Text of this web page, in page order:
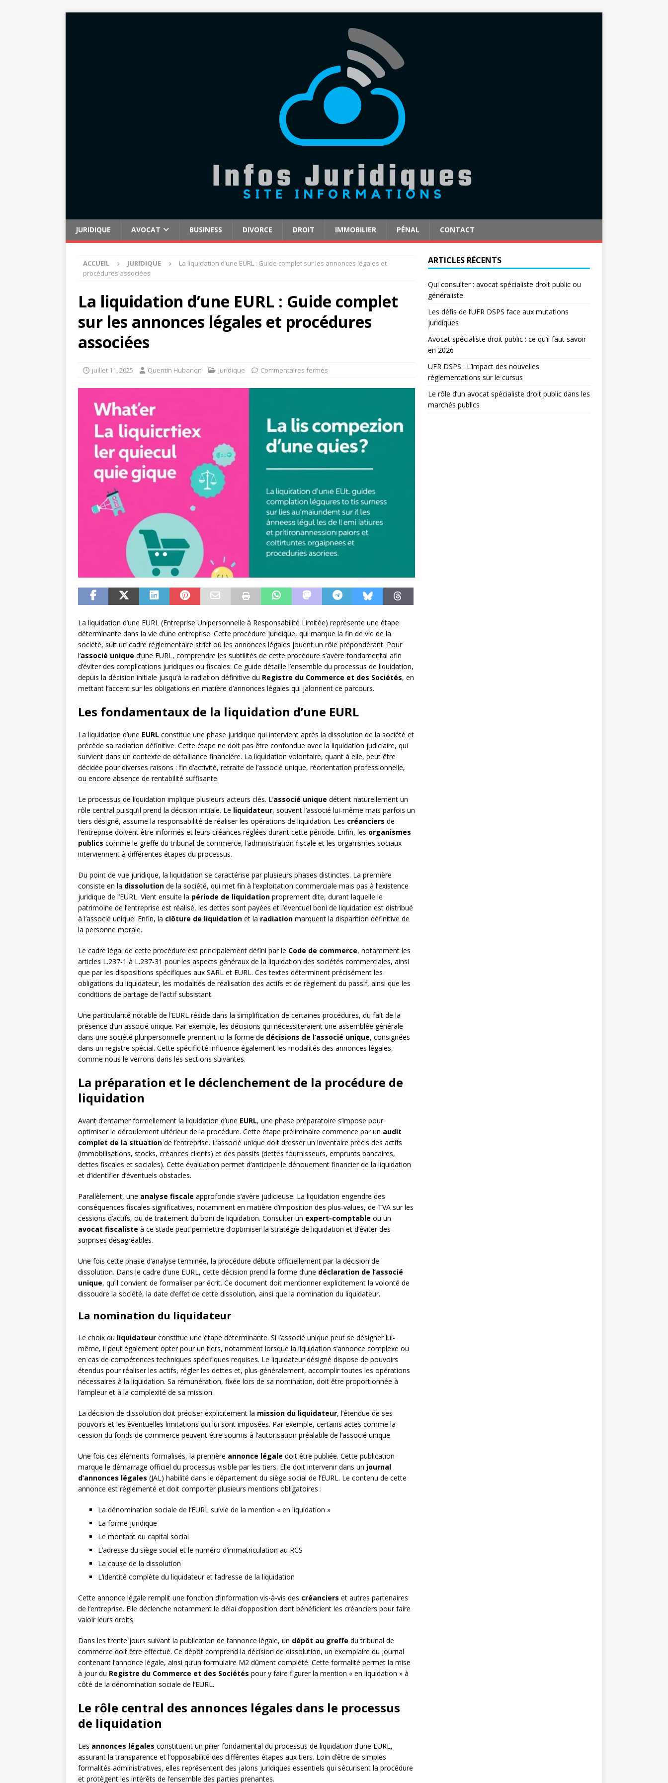
JURIDIQUE AVOCAT BUSINESS DIVORCE DROIT IMMOBILIER PÉNAL CONTACT
ACCUEIL JURIDIQUE
La liquidation d’une EURL : Guide complet sur les annonces légales et
procédures associées
La liquidation d’une EURL : Guide complet
sur les annonces légales et procédures
associées
juillet 11, 2025 Quentin Hubanon Juridique Commentaires fermés
La liquidation d’une EURL (Entreprise Unipersonnelle à Responsabilité Limitée) représente une étape
déterminante dans la vie d’une entreprise. Cette procédure juridique, qui marque la fin de vie de la
société, suit un cadre réglementaire strict où les annonces légales jouent un rôle prépondérant. Pour
l’associé unique d’une EURL, comprendre les subtilités de cette procédure s’avère fondamental afin
d’éviter des complications juridiques ou fiscales. Ce guide détaille l’ensemble du processus de liquidation,
depuis la décision initiale jusqu’à la radiation définitive du Registre du Commerce et des Sociétés, en
mettant l’accent sur les obligations en matière d’annonces légales qui jalonnent ce parcours.
Les fondamentaux de la liquidation d’une EURL
La liquidation d’une EURL constitue une phase juridique qui intervient après la dissolution de la société et
précède sa radiation définitive. Cette étape ne doit pas être confondue avec la liquidation judiciaire, qui
survient dans un contexte de défaillance financière. La liquidation volontaire, quant à elle, peut être
décidée pour diverses raisons : fin d’activité, retraite de l’associé unique, réorientation professionnelle,
ou encore absence de rentabilité suffisante.
Le processus de liquidation implique plusieurs acteurs clés. L’associé unique détient naturellement un
rôle central puisqu’il prend la décision initiale. Le liquidateur, souvent l’associé lui-même mais parfois un
tiers désigné, assume la responsabilité de réaliser les opérations de liquidation. Les créanciers de
l’entreprise doivent être informés et leurs créances réglées durant cette période. Enfin, les organismes
publics comme le greffe du tribunal de commerce, l’administration fiscale et les organismes sociaux
interviennent à différentes étapes du processus.
Du point de vue juridique, la liquidation se caractérise par plusieurs phases distinctes. La première
consiste en la dissolution de la société, qui met fin à l’exploitation commerciale mais pas à l’existence
juridique de l’EURL. Vient ensuite la période de liquidation proprement dite, durant laquelle le
patrimoine de l’entreprise est réalisé, les dettes sont payées et l’éventuel boni de liquidation est distribué
à l’associé unique. Enfin, la clôture de liquidation et la radiation marquent la disparition définitive de
la personne morale.
Le cadre légal de cette procédure est principalement défini par le Code de commerce, notamment les
articles L.237-1 à L.237-31 pour les aspects généraux de la liquidation des sociétés commerciales, ainsi
que par les dispositions spécifiques aux SARL et EURL. Ces textes déterminent précisément les
obligations du liquidateur, les modalités de réalisation des actifs et de règlement du passif, ainsi que les
conditions de partage de l’actif subsistant.
Une particularité notable de l’EURL réside dans la simplification de certaines procédures, du fait de la
présence d’un associé unique. Par exemple, les décisions qui nécessiteraient une assemblée générale
dans une société pluripersonnelle prennent ici la forme de décisions de l’associé unique, consignées
dans un registre spécial. Cette spécificité influence également les modalités des annonces légales,
comme nous le verrons dans les sections suivantes.
La préparation et le déclenchement de la procédure de
liquidation
Avant d’entamer formellement la liquidation d’une EURL, une phase préparatoire s’impose pour
optimiser le déroulement ultérieur de la procédure. Cette étape préliminaire commence par un audit
complet de la situation de l’entreprise. L’associé unique doit dresser un inventaire précis des actifs
(immobilisations, stocks, créances clients) et des passifs (dettes fournisseurs, emprunts bancaires,
dettes fiscales et sociales). Cette évaluation permet d’anticiper le dénouement financier de la liquidation
et d’identifier d’éventuels obstacles.
Parallèlement, une analyse fiscale approfondie s’avère judicieuse. La liquidation engendre des
conséquences fiscales significatives, notamment en matière d’imposition des plus-values, de TVA sur les
cessions d’actifs, ou de traitement du boni de liquidation. Consulter un expert-comptable ou un
avocat fiscaliste à ce stade peut permettre d’optimiser la stratégie de liquidation et d’éviter des
surprises désagréables.
Une fois cette phase d’analyse terminée, la procédure débute officiellement par la décision de
dissolution. Dans le cadre d’une EURL, cette décision prend la forme d’une déclaration de l’associé
unique, qu’il convient de formaliser par écrit. Ce document doit mentionner explicitement la volonté de
dissoudre la société, la date d’effet de cette dissolution, ainsi que la nomination du liquidateur.
La nomination du liquidateur
Le choix du liquidateur constitue une étape déterminante. Si l’associé unique peut se désigner lui-
même, il peut également opter pour un tiers, notamment lorsque la liquidation s’annonce complexe ou
en cas de compétences techniques spécifiques requises. Le liquidateur désigné dispose de pouvoirs
étendus pour réaliser les actifs, régler les dettes et, plus généralement, accomplir toutes les opérations
nécessaires à la liquidation. Sa rémunération, fixée lors de sa nomination, doit être proportionnée à
l’ampleur et à la complexité de sa mission.
La décision de dissolution doit préciser explicitement la mission du liquidateur, l’étendue de ses
pouvoirs et les éventuelles limitations qui lui sont imposées. Par exemple, certains actes comme la
cession du fonds de commerce peuvent être soumis à l’autorisation préalable de l’associé unique.
Une fois ces éléments formalisés, la première annonce légale doit être publiée. Cette publication
marque le démarrage officiel du processus visible par les tiers. Elle doit intervenir dans un journal
d’annonces légales (JAL) habilité dans le département du siège social de l’EURL. Le contenu de cette
annonce est réglementé et doit comporter plusieurs mentions obligatoires :
La dénomination sociale de l’EURL suivie de la mention « en liquidation »
La forme juridique
Le montant du capital social
L’adresse du siège social et le numéro d’immatriculation au RCS
La cause de la dissolution
L’identité complète du liquidateur et l’adresse de la liquidation
Cette annonce légale remplit une fonction d’information vis-à-vis des créanciers et autres partenaires
de l’entreprise. Elle déclenche notamment le délai d’opposition dont bénéficient les créanciers pour faire
valoir leurs droits.
Dans les trente jours suivant la publication de l’annonce légale, un dépôt au greffe du tribunal de
commerce doit être effectué. Ce dépôt comprend la décision de dissolution, un exemplaire du journal
contenant l’annonce légale, ainsi qu’un formulaire M2 dûment complété. Cette formalité permet la mise
à jour du Registre du Commerce et des Sociétés pour y faire figurer la mention « en liquidation » à
côté de la dénomination sociale de l’EURL.
Le rôle central des annonces légales dans le processus
de liquidation
Les annonces légales constituent un pilier fondamental du processus de liquidation d’une EURL,
assurant la transparence et l’opposabilité des différentes étapes aux tiers. Loin d’être de simples
formalités administratives, elles représentent des jalons juridiques essentiels qui sécurisent la procédure
et protègent les intérêts de l’ensemble des parties prenantes.
ARTICLES RÉCENTS
Qui consulter : avocat spécialiste droit public ou
généraliste
Les défis de l’UFR DSPS face aux mutations
juridiques
Avocat spécialiste droit public : ce qu’il faut savoir
en 2026
UFR DSPS : L’impact des nouvelles
réglementations sur le cursus
Le rôle d’un avocat spécialiste droit public dans les
marchés publics